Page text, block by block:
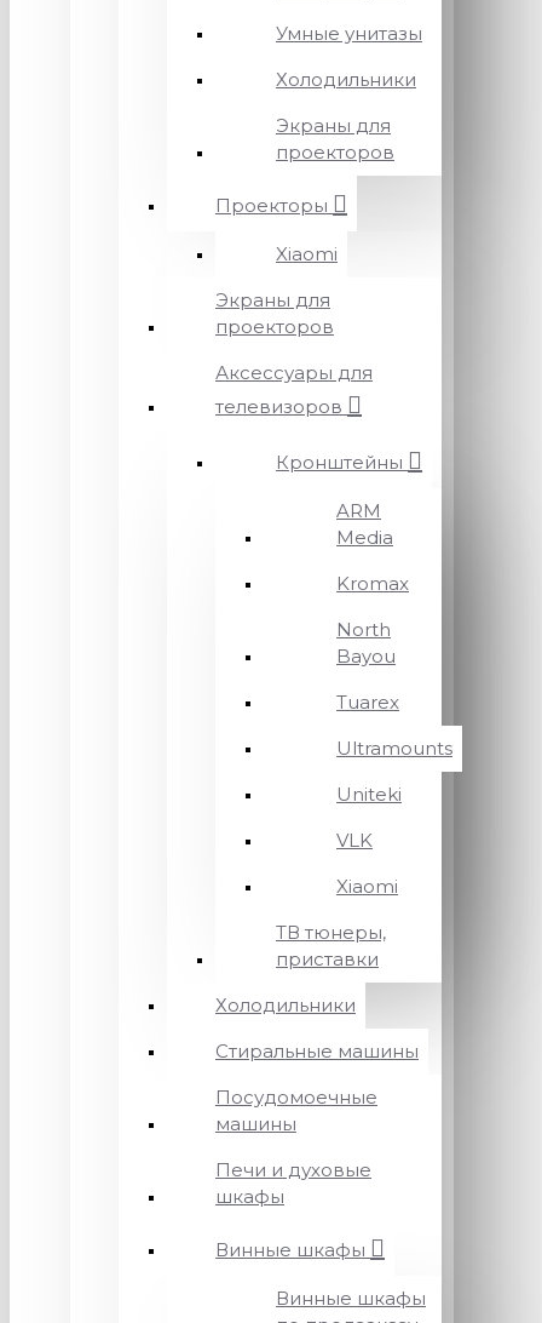
Умные унитазы
Холодильники
Экраны для
проекторов
Проекторы
Xiaomi
Экраны для
проекторов
Аксессуары для
телевизоров
Кронштейны
ARM
Media
Kromax
North
Bayou
Tuarex
Ultramounts
Uniteki
VLK
Xiaomi
ТВ тюнеры,
приставки
Холодильники
Стиральные машины
Посудомоечные
машины
Печи и духовые
шкафы
Винные шкафы
Винные шкафы